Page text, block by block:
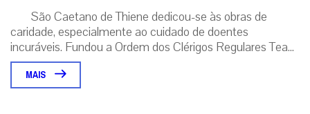
São Caetano de Thiene dedicou-se às obras de
caridade, especialmente ao cuidado de doentes
incuráveis. Fundou a Ordem dos Clérigos Regulares Tea...
MAIS